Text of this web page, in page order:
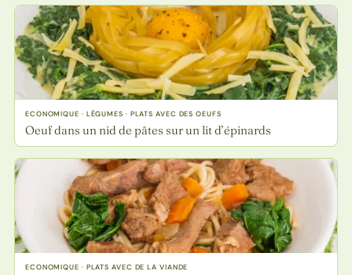
ECONOMIQUE · LÉGUMES · PLATS AVEC DES OEUFS
Oeuf dans un nid de pâtes sur un lit d’épinards
ECONOMIQUE · PLATS AVEC DE LA VIANDE